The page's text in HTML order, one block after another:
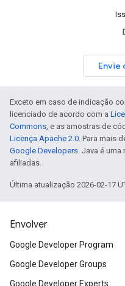
Envie
Exceto em caso de indicação
licenciado de acordo com a
Commons, e as amostras de
Licença Apache 2.0. Para mais
Google Developers. Java é
afiliadas.
Última atualização 2026-02-17
Envolver
Google Developer Program
Google Developer Groups
Google Developer Experts